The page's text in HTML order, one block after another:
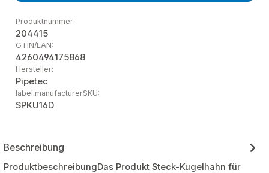
Produktnummer:
204415
GTIN/EAN:
4260494175868
Hersteller:
Pipetec
label.manufacturerSKU:
SPKU16D
Beschreibung
ProduktbeschreibungDas Produkt Steck-Kugelhahn für